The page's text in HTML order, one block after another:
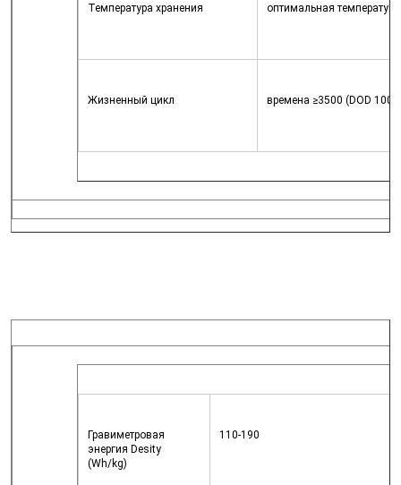
Температура хранения оптимальная
Жизненный цикл времена ≥3500 (DOD
Гравиметровая
энергия Desity
(Wh/kg)
110-190